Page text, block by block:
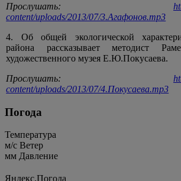
Прослушать:
content/uploads/2013/07/3.Агафонов.mp3
4. Об общей экологической
района рассказывает методист
художественного музея Е.Ю.Покусаева.
Прослушать:
content/uploads/2013/07/4.Покусаева.mp3
Погода
Температура
м/c Ветер
мм Давление
Яндекс.Погода